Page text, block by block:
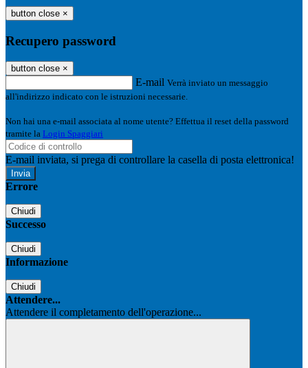
button close ×
Recupero password
button close ×
E-mail Verrà inviato un messaggio
all'indirizzo indicato con le istruzioni necessarie.
Non hai una e-mail associata al nome utente? Effettua il reset della password
tramite la Login Spaggiari
E-mail inviata, si prega di controllare la casella di posta elettronica!
Errore
Chiudi
Successo
Chiudi
Informazione
Chiudi
Attendere...
Attendere il completamento dell'operazione...